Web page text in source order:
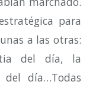
para
a las otras:
del día, la
día…Todas